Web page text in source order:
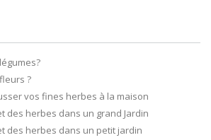
?
vos fines herbes à la maison
des herbes dans un grand Jardin
des herbes dans un petit jardin